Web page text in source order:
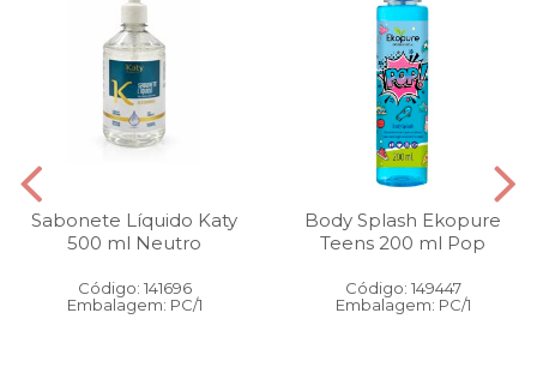
Sabonete Líquido Katy
500 ml Neutro
Código: 141696
Embalagem: PC/1
Body Splash Ekopure
Teens 200 ml Pop
Código: 149447
Embalagem: PC/1